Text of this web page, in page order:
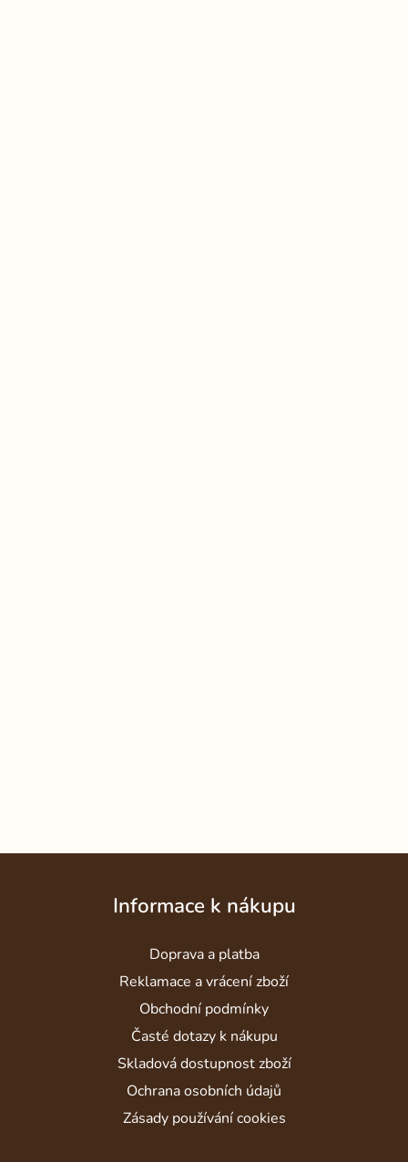
Informace k nákupu
Doprava a platba
Reklamace a vrácení zboží
Obchodní podmínky
Časté dotazy k nákupu
Skladová dostupnost zboží
Ochrana osobních údajů
Zásady používání cookies